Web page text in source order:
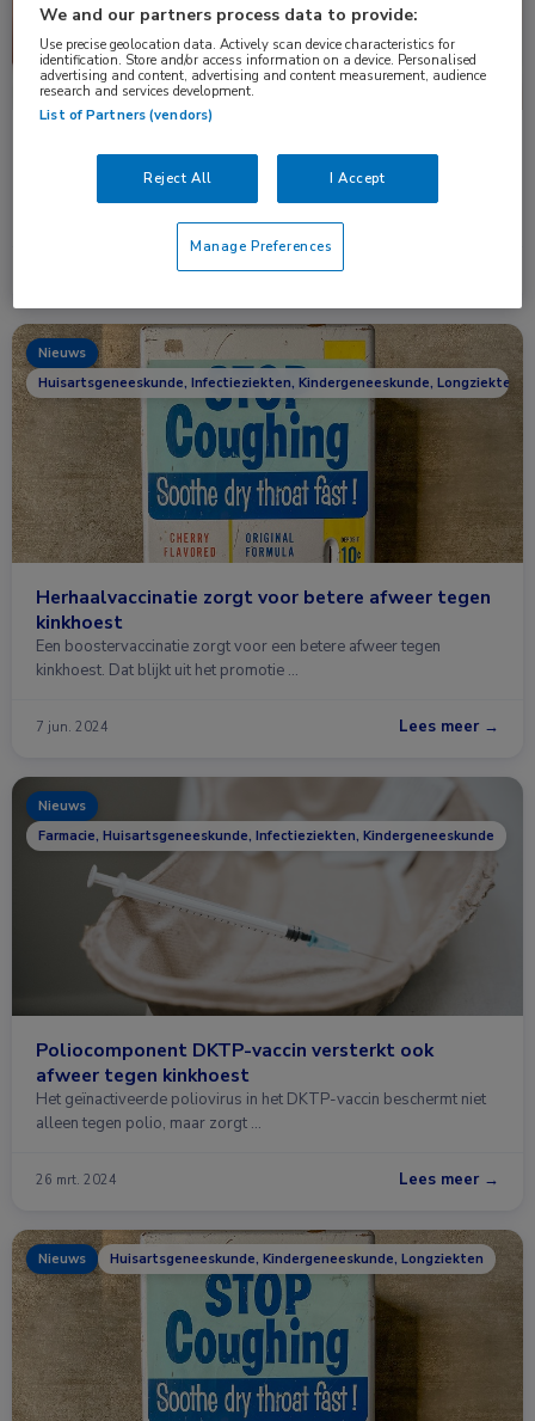
weken zwangerschap
de kinkhoestvaccinatie vóór de …
Nieuws
Huisartsgeneeskunde, Infectieziekten, Kindergeneeskunde, Longziekten
Herhaalvaccinatie zorgt voor betere afweer tegen
kinkhoest
Een boostervaccinatie zorgt voor een betere afweer tegen
kinkhoest. Dat blijkt uit het promotie …
7 jun. 2024 Lees meer →
Nieuws
Farmacie, Huisartsgeneeskunde, Infectieziekten, Kindergeneeskunde
Poliocomponent DKTP-vaccin versterkt ook
afweer tegen kinkhoest
Het geïnactiveerde poliovirus in het DKTP-vaccin beschermt niet
alleen tegen polio, maar zorgt …
26 mrt. 2024 Lees meer →
Nieuws Huisartsgeneeskunde, Kindergeneeskunde, Longziekten
We and our partners process data to provide:
Use precise geolocation data. Actively scan device characteristics for
identification. Store and/or access information on a device. Personalised
advertising and content, advertising and content measurement, audience
research and services development.
List of Partners (vendors)
Reject All I Accept
Manage Preferences